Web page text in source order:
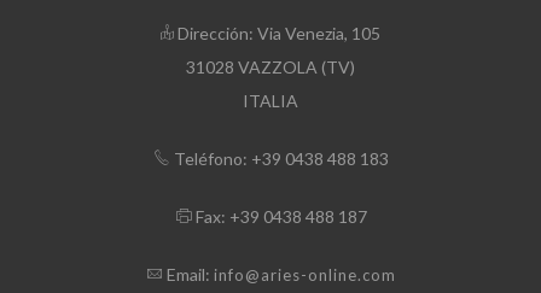
Dirección: Via Venezia, 105
31028 VAZZOLA (TV)
ITALIA
Teléfono: +39 0438 488 183
Fax: +39 0438 488 187
Email: info@aries-online.com